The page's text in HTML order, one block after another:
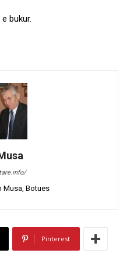
bukur.
Musa, Botues
Pinterest